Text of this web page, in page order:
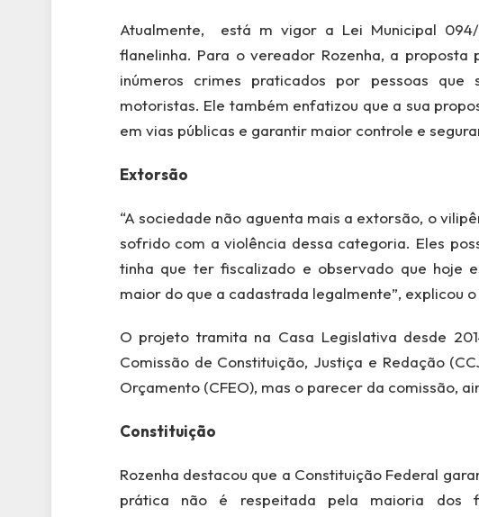
Atualmente, está m vigor a Lei Municipal
flanelinha. Para o vereador Rozenha, a
inúmeros crimes praticados por pessoas que
motoristas. Ele também enfatizou que a sua
em vias públicas e garantir maior controle e
Extorsão
“A sociedade não aguenta mais a extorsão, o
sofrido com a violência dessa categoria. Eles
tinha que ter fiscalizado e observado que hoje
maior do que a cadastrada legalmente”, explicou
O projeto tramita na Casa Legislativa desde
Comissão de Constituição, Justiça e Redação
Orçamento (CFEO), mas o parecer da comissão,
Constituição
Rozenha destacou que a Constituição Federal
prática não é respeitada pela maioria dos